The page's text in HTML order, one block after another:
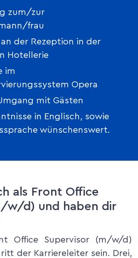
zum/zur
frau
der Rezeption in der
Hotellerie
im
Opera
mit Gästen
in Englisch, sowie
wünschenswert.
als Front Office
w/d) und haben dir
Office Supervisor (m/w/d)
der Karriereleiter sein. Drei,